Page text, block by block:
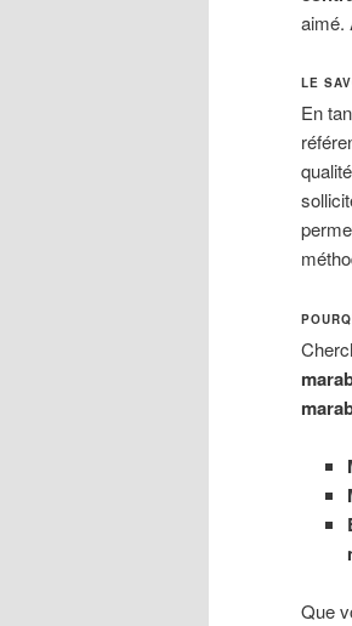
aimé.
LE
En
Que